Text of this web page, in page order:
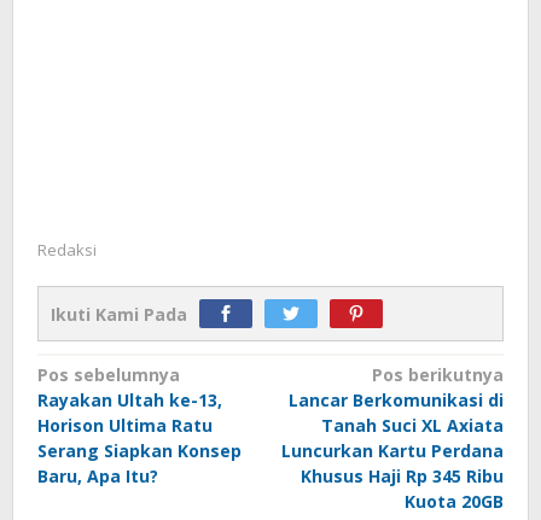
Redaksi
Ikuti Kami Pada
Navigasi
pos
Pos sebelumnya
Rayakan Ultah ke-13,
Horison Ultima Ratu
Serang Siapkan Konsep
Baru, Apa Itu?
Pos berikutnya
Lancar Berkomunikasi di
Tanah Suci XL Axiata
Luncurkan Kartu Perdana
Khusus Haji Rp 345 Ribu
Kuota 20GB